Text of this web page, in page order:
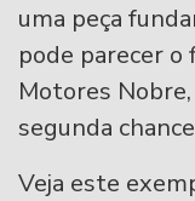
uma peça
pode parecer o
Motores
segunda
Veja este